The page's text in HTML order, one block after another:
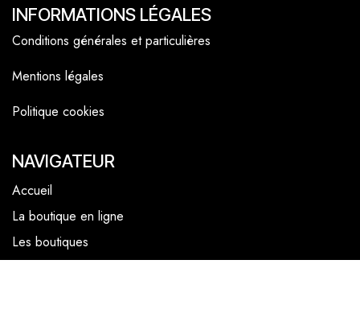
INFORMATIONS LÉGALES
Conditions générales et particulières
Mentions légales
Politique cookies
NAVIGATEUR
Accueil
La boutique en ligne
Les boutiques